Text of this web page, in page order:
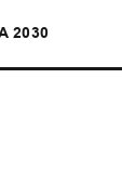
2030